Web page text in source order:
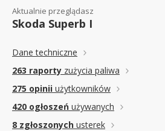
Aktualnie przeglądasz
Skoda Superb I
Dane techniczne
263 raporty zużycia paliwa
275 opinii użytkowników
420 ogłoszeń używanych
8 zgłoszonych usterek